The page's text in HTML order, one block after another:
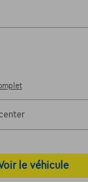
le véhicule